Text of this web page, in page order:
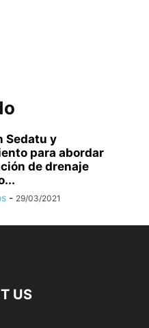
Sedatu y
para abordar
de drenaje
- 29/03/2021
US